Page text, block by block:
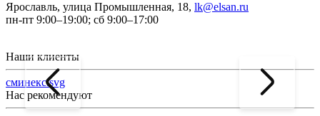
Ярославль, улица Промышленная, 18, lk@elsan.ru
пн-пт 9:00–19:00; сб 9:00–17:00
Наши клиенты
сминекс.svg
Нас рекомендуют